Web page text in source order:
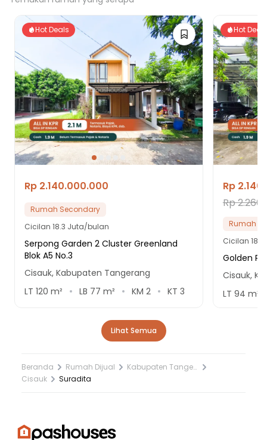
Hot Deals
Rp 2.140.000.000
Rumah Secondary
Cicilan 18.3 Juta/bulan
Serpong Garden 2 Cluster Greenland
Blok A5 No.3
Cisauk, Kabupaten Tangerang
LT 120 m² LB 77 m² KM 2 KT 3
Hot Deals
Rp
Rp
Rumah
Cicilan
Golden
Cisauk,
LT 94 m²
Lihat Semua
Beranda Rumah Dijual
Kabupaten Tangerang
Cisauk
Suradita